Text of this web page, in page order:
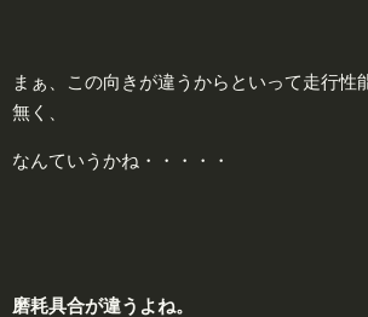
まぁ、この向きが違うからといって走行性
無く、
なんていうかね・・・・・
磨耗具合が違うよね。